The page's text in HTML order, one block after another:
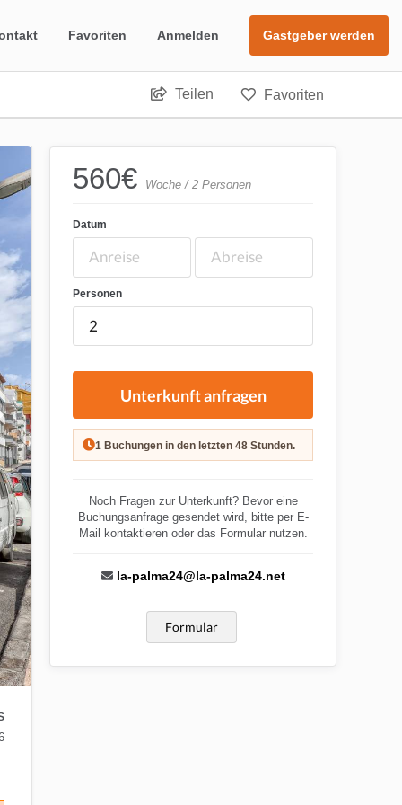
Favoriten Anmelden Gastgeber werden
Teilen Favoriten
560€ Woche / 2 Personen
Datum
Personen
Unterkunft anfragen
1 Buchungen in den letzten 48 Stunden.
Noch Fragen zur Unterkunft? Bevor eine
Buchungsanfrage gesendet wird, bitte per E-
Mail kontaktieren oder das Formular nutzen.
la-palma24@la-palma24.net
Formular